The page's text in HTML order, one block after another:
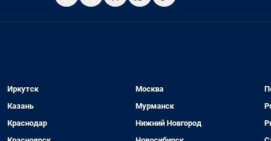
Иркутск
Казань
Краснодар
Москва
Мурманск
Нижний Новгород